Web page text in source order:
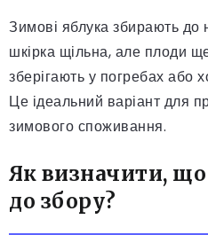
Зимові яблука збирають до
шкірка щільна, але плоди
зберігають у погребах або
Це ідеальний варіант для
зимового споживання.
Як визначити, що
до збору?